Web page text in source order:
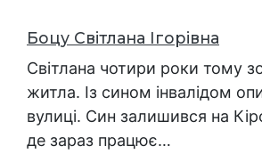
Боцу Світлана Ігорівна
Світлана чотири роки тому
житла. Із сином інвалідом
вулиці. Син залишився на
де зараз працює…